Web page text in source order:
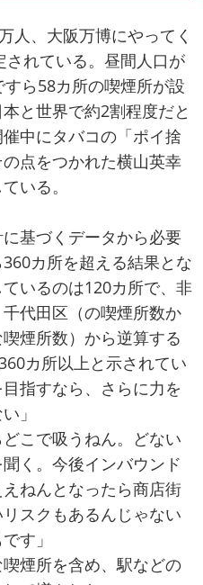
人、大阪万博にやってく
されている。昼間人口が
ら58カ所の喫煙所が設
と世界で約2割程度だと
中にタバコの「ポイ捨
点をつかれた横山英幸
いる。
に基づくデータから必要
カ所を超える結果とな
いるのは120カ所で、非
代田区（の喫煙所数か
煙所数）から逆算する
カ所以上と示されてい
指すなら、さらに力を
」
こで吸うねん。どない
く。今後インバウンド
ねんとなったら商店街
スクもあるんじゃない
す」
喫煙所を含め、駅などの